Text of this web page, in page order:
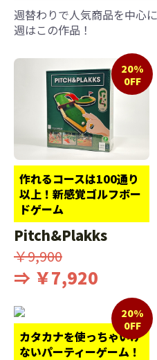
週替わりで人気商品を中心
週はこの作品！
作れるコースは100通り
以上！新感覚ゴルフボー
ドゲーム
20%
0FF
Pitch&Plakks
￥9,900
⇒ ￥7,920
カタカナを使っちゃいけ
ないパーティーゲーム！
20%
0FF